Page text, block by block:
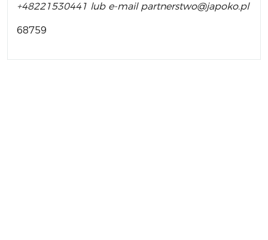
+48221530441 lub e-mail partnerstwo@japoko.pl
68759